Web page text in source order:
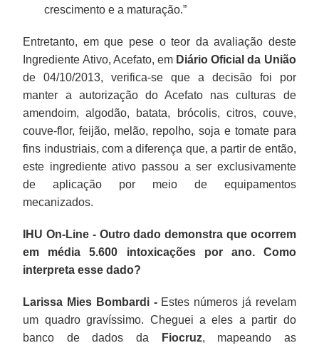
crescimento e a maturação.”
Entretanto, em que pese o teor da avaliação deste
Ingrediente Ativo, Acefato, em Diário Oficial da União
de 04/10/2013, verifica-se que a decisão foi por
manter a autorização do Acefato nas culturas de
amendoim, algodão, batata, brócolis, citros, couve,
couve-flor, feijão, melão, repolho, soja e tomate para
fins industriais, com a diferença que, a partir de então,
este ingrediente ativo passou a ser exclusivamente
de aplicação por meio de equipamentos
mecanizados.
IHU On-Line - Outro dado demonstra que ocorrem
em média 5.600 intoxicações por ano. Como
interpreta esse dado?
Larissa Mies Bombardi -Estes números já revelam
um quadro gravíssimo. Cheguei a eles a partir do
banco de dados da
Fiocruz, mapeando as